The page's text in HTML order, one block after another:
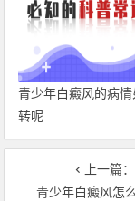
青少年白癜风的病
转呢
上一篇：
青少年白癜风怎